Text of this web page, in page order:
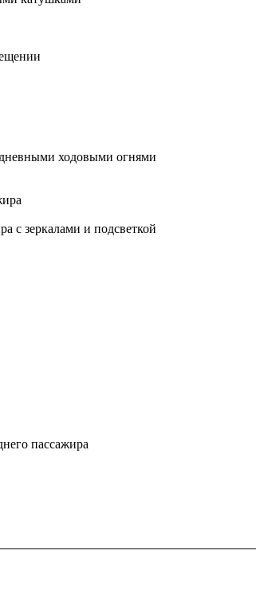
ходовыми огнями
с зеркалами и подсветкой
пассажира